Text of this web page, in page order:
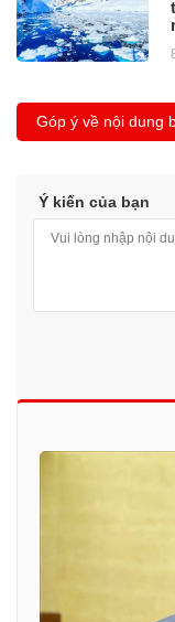
Góp ý về nội dung
Ý kiến của bạn